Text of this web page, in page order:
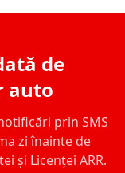
de
auto
prin SMS
zi înainte de
și Licenței ARR.